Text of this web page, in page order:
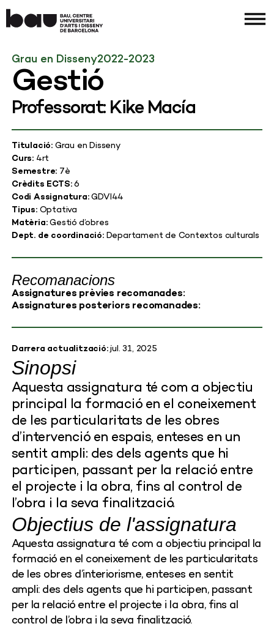
Grau en Disseny2022-2023
Gestió
Professorat: Kike Macía
Sinopsi
Aquesta assignatura té com a objectiu
principal la formació en el coneixement
de les particularitats de les obres
d’intervenció en espais, enteses en un
sentit ampli: des dels agents que hi
participen, passant per la relació entre
el projecte i la obra, fins al control de
l’obra i la seva finalització.
Objectius de l'assignatura
Aquesta assignatura té com a objectiu principal la
formació en el coneixement de les particularitats
de les obres d’interiorisme, enteses en sentit
ampli: des dels agents que hi participen, passant
per la relació entre el projecte i la obra, fins al
control de l’obra i la seva finalització.
Titulació:Grau en Disseny
Curs:4rt
Semestre: 7è
Crèdits ECTS:6
Codi Assignatura:GDVI44
Tipus:Optativa
Matèria:Gestió d’obres
Dept. de coordinació:Departament de Contextos culturals
Recomanacions
Assignatures prèvies recomanades:
Assignatures posteriors recomanades:
Darrera actualització:jul. 31, 2025